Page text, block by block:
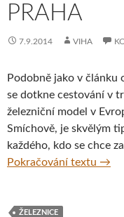
PRAHA
7.9.2014 VIHA
Podobně jako v článku
se dotkne cestování v
železniční model v
Smíchově, je skvělým
každého, kdo se chce
Pokračování textu →
ŽELEZNICE